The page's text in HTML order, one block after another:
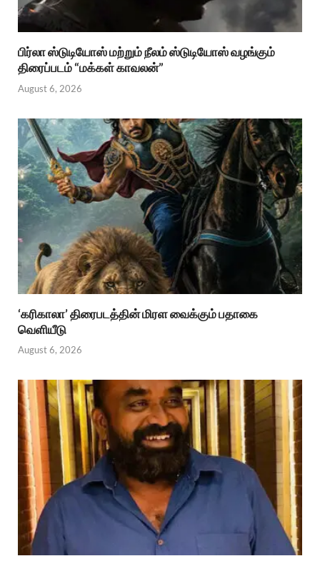
பிர்லா ஸ்டுடியோஸ் மற்றும் நீலம் ஸ்டுடியோஸ் வழங்கும்
திரைப்படம் “மக்கள் காவலன்”
August 6, 2026
‘கரிகாலா’ திரைபடத்தின் மிரள வைக்கும் பதாகை
வெளியீடு
August 6, 2026